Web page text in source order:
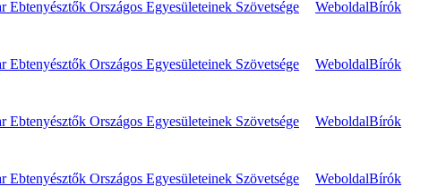
Ebtenyésztők Országos Egyesületeinek Szövetsége WeboldalBírók
Ebtenyésztők Országos Egyesületeinek Szövetsége WeboldalBírók
Ebtenyésztők Országos Egyesületeinek Szövetsége WeboldalBírók
Ebtenyésztők Országos Egyesületeinek Szövetsége WeboldalBírók